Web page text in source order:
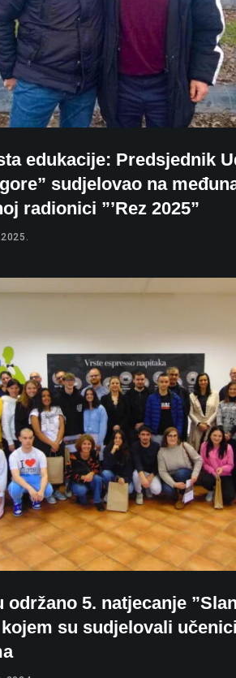
edukacije: Predsjednik
sudjelovao na
radionici ”’Rez 2025”
održano 5. natjecanje
su sudjelovali